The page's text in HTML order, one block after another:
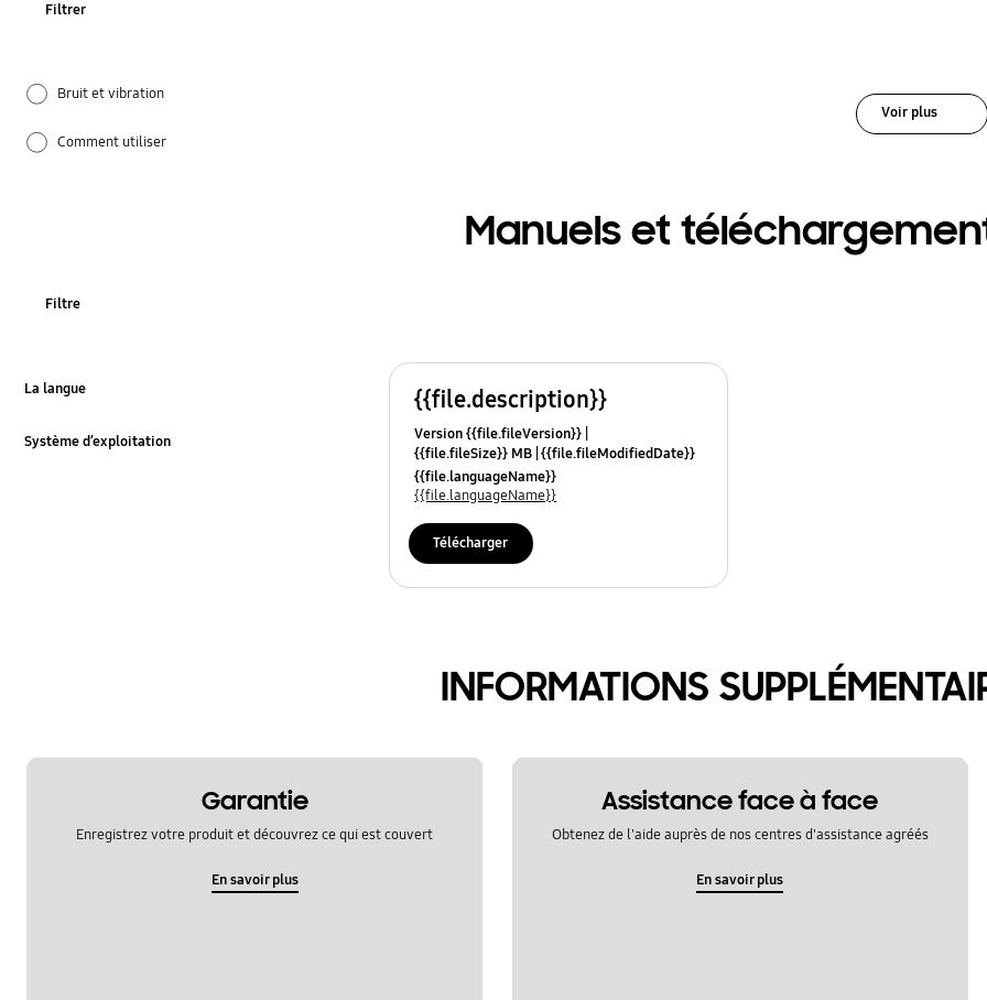
Filtrer
Bruit et vibration
Comment utiliser
porte
temperature
Voir plus
Manuels et
Filtre
La langue
Système d’exploitation
{{file.description}}
Version {{file.fileVersion}}
{{file.fileSize}} MB {{file.fileModifiedDate}}
{{file.osNames}}
{{file.languageName}}
{{file.languageName}}
Télécharger
INFORMATIONS
Garantie
Enregistrez votre produit et découvrez ce qui est couvert
En savoir plus
Assistance face à face
Obtenez de l'aide auprès de nos centres d'assistance agréés
En savoir plus